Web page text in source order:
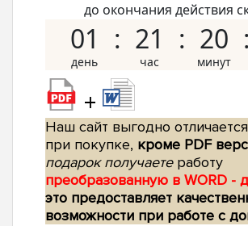
до окончания действия
01 21 20
+
Наш сайт выгодно
при покупке, кроме PDF
подарок получаетеработу
преобразованную в WORD -
это предоставляет
возможности при работе с